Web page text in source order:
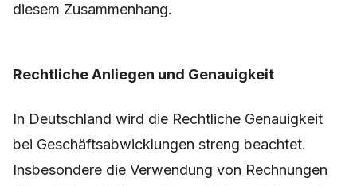
diesem Zusammenhang.
Rechtliche Anliegen und Genauigkeit
In Deutschland wird die Rechtliche Genauigkeit
bei Geschäftsabwicklungen streng beachtet.
Insbesondere die Verwendung von Rechnungen